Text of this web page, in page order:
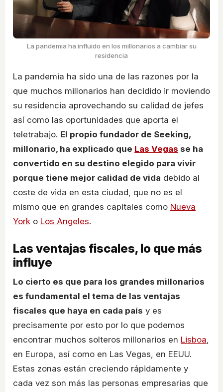
La pandemia ha influido en los millonarios a cambiar su
residencia
La pandemia ha sido una de las razones por la
que muchos millonarios han decidido ir moviendo
su residencia aprovechando su calidad de jefes
así como las oportunidades que aporta el
teletrabajo. El propio fundador de Seeking,
millonario, ha explicado que Las Vegas se ha
convertido en su destino elegido para vivir
porque tiene mejor calidad de vida debido al
coste de vida en esta ciudad, que no es el
mismo que en grandes capitales como Nueva
York o Los Angeles.
Las ventajas fiscales, lo que más
influye
Lo cierto es que para los grandes millonarios
es fundamental el tema de las ventajas
fiscales que haya en cada país y es
precisamente por esto por lo que podemos
encontrar muchos solteros millonarios en Lisboa,
en Europa, así como en Las Vegas, en EEUU.
Estas zonas están creciendo rápidamente y
cada vez son más las personas empresarias que